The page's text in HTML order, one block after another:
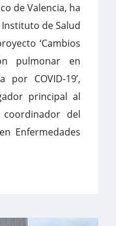
de Valencia, ha
de Salud
‘Cambios
pulmonar en
por COVID-19’,
principal al
coordinador del
Enfermedades